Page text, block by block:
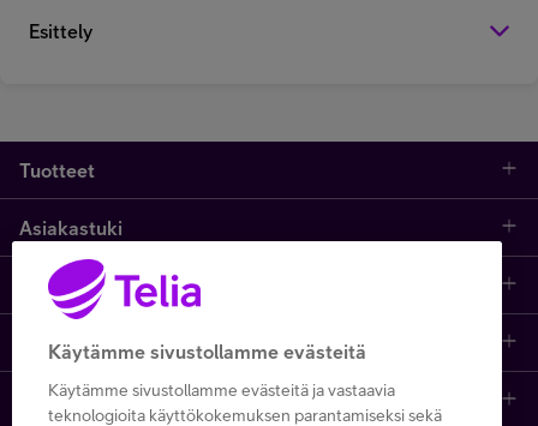
Esittely
Tuotteet
Kauppa
IT-palvelut
Yrittäjän palvelut
Julkishallinnolle
Asiakastuki
Etusivu
Yhteystiedot
Paikalliset yritysmyyjät
Opi ja inspiroidu
Kaikki sisällöt
Artikkelit
Telia
Telia
Telia Finland
Käytämme sivustollamme evästeitä
Käytämme sivustollamme evästeitä ja vastaavia
teknologioita käyttökokemuksen parantamiseksi sekä